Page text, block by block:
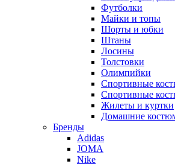
Футболки
Майки и топы
Шорты и юбки
Штаны
Лосины
Толстовки
Олимпийки
Спортивные
Спортивные
Жилеты и куртки
Домашние
Бренды
Adidas
JOMA
Nike